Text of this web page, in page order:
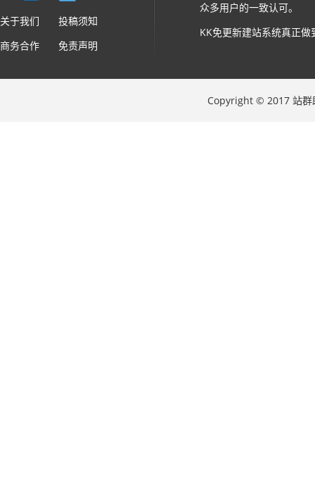
关于我们
投稿须知
商务合作
免责声明
众多用户的一致认可。
KK免更新建站系统真正
Copyright © 2017 站群